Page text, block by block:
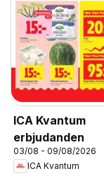
ICA Kvantum
erbjudanden
03/08 - 09/08/2026
ICA Kvantum